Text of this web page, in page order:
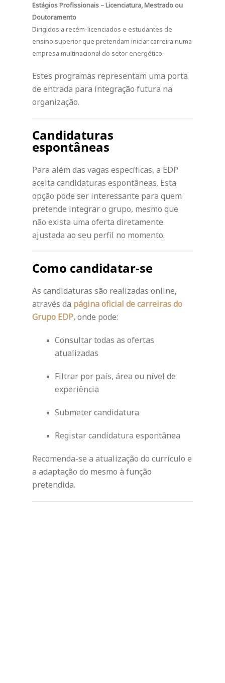
Estágios Profissionais – Licenciatura, Mestrado ou
Doutoramento
Dirigidos a recém-licenciados e estudantes de
ensino superior que pretendam iniciar carreira numa
empresa multinacional do setor energético.
Estes programas representam uma porta
de entrada para integração futura na
organização.
Candidaturas
espontâneas
Para além das vagas específicas, a EDP
aceita candidaturas espontâneas. Esta
opção pode ser interessante para quem
pretende integrar o grupo, mesmo que
não exista uma oferta diretamente
ajustada ao seu perfil no momento.
Como candidatar-se
As candidaturas são realizadas online,
através da página oficial de carreiras do
Grupo EDP, onde pode:
Consultar todas as ofertas
atualizadas
Filtrar por país, área ou nível de
experiência
Submeter candidatura
Registar candidatura espontânea
Recomenda-se a atualização do currículo e
a adaptação do mesmo à função
pretendida.